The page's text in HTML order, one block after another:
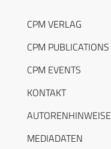
CPM VERLAG
CPM PUBLICATIONS
CPM EVENTS
KONTAKT
AUTORENHINWEISE
MEDIADATEN